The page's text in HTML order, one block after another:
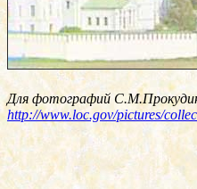
Для фотографий
http://www.loc.gov/pictures/